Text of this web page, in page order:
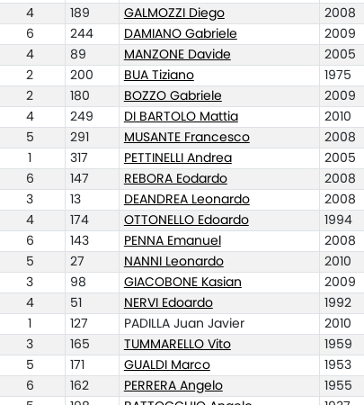
4 189 GALMOZZI Diego 2008
6 244 DAMIANO Gabriele 2009
4 89 MANZONE Davide 2005
2 200 BUA Tiziano 1975
2 180 BOZZO Gabriele 2009
4 249 DI BARTOLO Mattia 2010
5 291 MUSANTE Francesco 2008
1 317 PETTINELLI Andrea 2005
6 147 REBORA Eodardo 2008
3 13 DEANDREA Leonardo 2008
4 174 OTTONELLO Edoardo 1994
6 143 PENNA Emanuel 2008
5 27 NANNI Leonardo 2010
3 98 GIACOBONE Kasian 2009
4 51 NERVI Edoardo 1992
1 127 PADILLA Juan Javier 2010
3 165 TUMMARELLO Vito 1959
5 171 GUALDI Marco 1953
6 162 PERRERA Angelo 1955